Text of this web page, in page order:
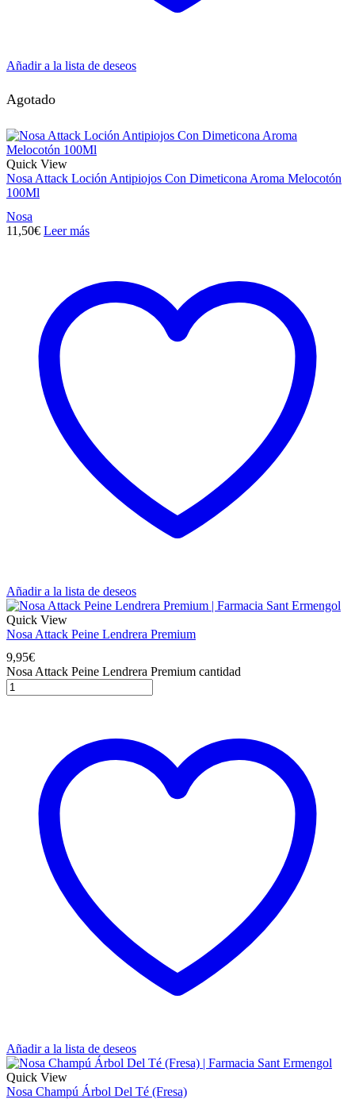
Añadir a la lista de deseos
Agotado
Quick View
Nosa Attack Loción Antipiojos Con Dimeticona Aroma Melocotón
100Ml
Nosa
11,50€ Leer más
Añadir a la lista de deseos
Quick View
Nosa Attack Peine Lendrera Premium
9,95€
Nosa Attack Peine Lendrera Premium cantidad
Añadir a la lista de deseos
Quick View
Nosa Champú Árbol Del Té (Fresa)